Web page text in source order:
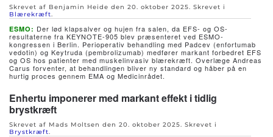
Skrevet af Benjamin Heide den 20. oktober 2025. Skrevet i
Blærekræft.
ESMO: Der lød klapsalver og hujen fra salen, da EFS- og OS-
resultaterne fra KEYNOTE-905 blev præsenteret ved ESMO-
kongressen i Berlin. Perioperativ behandling med Padcev (enfortumab
vedotin) og Keytruda (pembrolizumab) medfører markant forbedret EFS
og OS hos patienter med muskelinvasiv blærekræft. Overlæge Andreas
Carus forventer, at behandlingen bliver ny standard og håber på en
hurtig proces gennem EMA og Medicinrådet.
Enhertu imponerer med markant effekt i tidlig
brystkræft
Skrevet af Mads Moltsen den 20. oktober 2025. Skrevet i
Brystkræft.